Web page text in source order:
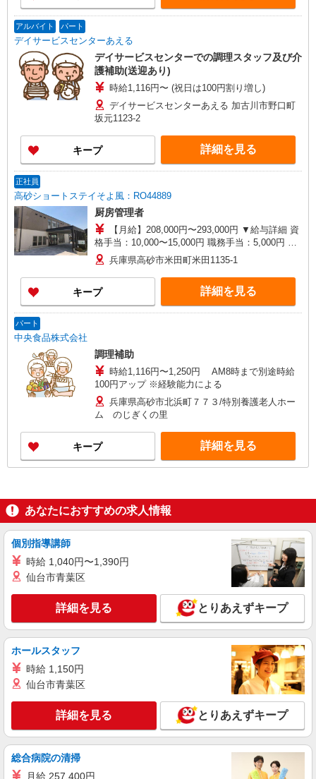
アルバイト パート
デイサービスセンターあえる
デイサービスセンターでの調理スタッフ及び介
護補助(送迎あり)
時給1,116円〜 (祝日は100円割り増し)
デイサービスセンターあえる 加古川市野口町
坂元1123-2
キープ 詳細を見る
正社員
高砂ショートステイそよ風：RO44889
厨房管理者
【月給】208,000円〜293,000円 ▼給与詳細 資
格手当：10,000〜15,000円 職務手当：5,000円 住
宅手当：規定あり 精勤手当：8,000円 調整手当：
0〜30,000円 ※経験による ▼下記別途支給 通勤手
当 年末年始手当：380円/時 賞与年2回（6月・12
月） 昇給年1回（4月） 特別報酬：平均33万円
（最高額95.8万円） ※2025年6月支給実績
兵庫県高砂市米田町米田1135-1
キープ 詳細を見る
パート
中央食品株式会社
調理補助
時給1,116円〜1,250円 AM8時まで別途時給
100円アップ ※経験能力による
兵庫県高砂市北浜町７７３/特別養護老人ホー
ム のじぎくの里
キープ 詳細を見る
あなたにおすすめの求人情報
個別指導講師
時給 1,040円〜1,390円
仙台市青葉区
詳細を見る とりあえずキープ
ホールスタッフ
時給 1,150円
仙台市青葉区
詳細を見る とりあえずキープ
総合病院の清掃
月給 257,400円